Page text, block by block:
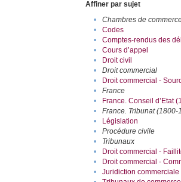
Affiner par sujet
•
Chambres de
•
Codes
•
Comptes-rendus des
•
Cours d’appel
•
Droit civil
•
Droit commercial
•
Droit commercial -
•
France
•
France. Conseil d’Etat
•
France. Tribunat (1800-
•
Législation
•
Procédure civile
•
Tribunaux
•
Droit commercial -
•
Droit commercial -
•
Juridiction commerciale